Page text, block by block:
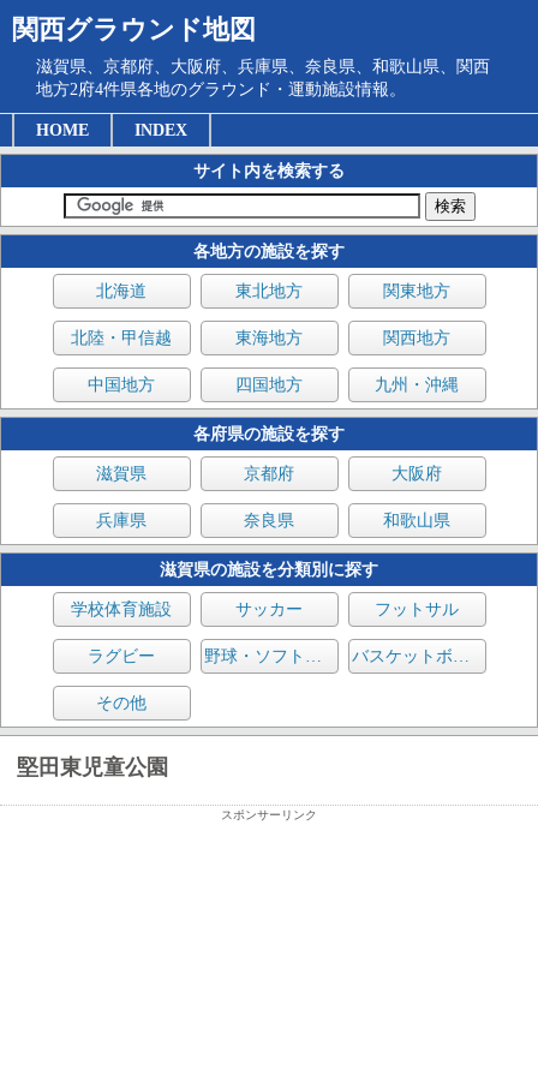
関西グラウンド地図
滋賀県、京都府、大阪府、兵庫県、奈良県、和歌山県、関西
地方2府4件県各地のグラウンド・運動施設情報。
HOME INDEX
サイト内を検索する
各地方の施設を探す
北海道 東北地方 関東地方
北陸・甲信越 東海地方 関西地方
中国地方 四国地方 九州・沖縄
各府県の施設を探す
滋賀県 京都府 大阪府
兵庫県 奈良県 和歌山県
滋賀県の施設を分類別に探す
学校体育施設 サッカー フットサル
ラグビー 野球・ソフトボール バスケットボール
その他
堅田東児童公園
スポンサーリンク